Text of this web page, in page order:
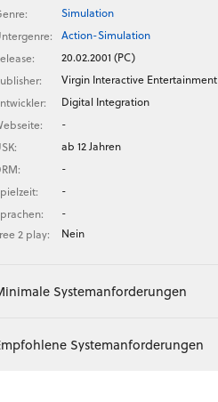
Simulation
Action-Simulation
20.02.2001 (PC)
Virgin Interactive Entertainment
Digital Integration
-
ab 12 Jahren
-
-
-
2 play:
Nein
Systemanforderungen
Systemanforderungen